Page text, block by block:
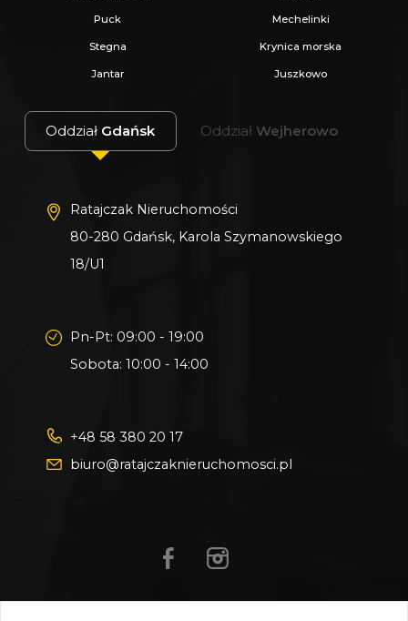
Puck Mechelinki
Stegna Krynica morska
Jantar Juszkowo
Oddział Gdańsk Oddział Wejherowo
Ratajczak Nieruchomości
80-280 Gdańsk, Karola Szymanowskiego
18/U1
Pn-Pt: 09:00 - 19:00
Sobota: 10:00 - 14:00
+48 58 380 20 17
biuro@ratajczaknieruchomosci.pl